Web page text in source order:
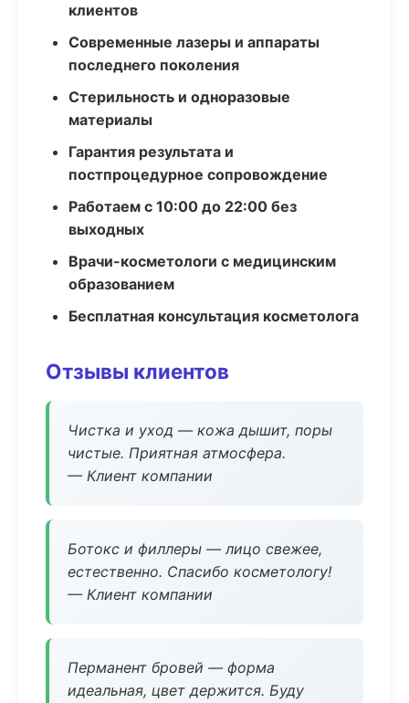
клиентов
Современные лазеры и аппараты
последнего поколения
Стерильность и одноразовые
материалы
Гарантия результата и
постпроцедурное сопровождение
Работаем с 10:00 до 22:00 без
выходных
Врачи-косметологи с медицинским
образованием
Бесплатная консультация косметолога
Отзывы клиентов
Чистка и уход — кожа дышит, поры
чистые. Приятная атмосфера.
— Клиент компании
Ботокс и филлеры — лицо свежее,
естественно. Спасибо косметологу!
— Клиент компании
Перманент бровей — форма
идеальная, цвет держится. Буду